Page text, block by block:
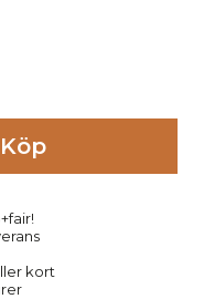
Köp
kort